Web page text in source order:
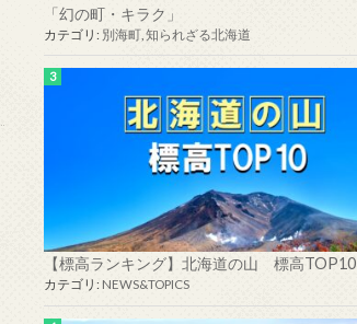
「幻の町・キラク」
カテゴリ: 別海町 知られざる北海道
【標高ランキング】北海道の山 標高TOP10
カテゴリ: NEWS&TOPICS